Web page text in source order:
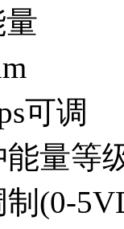
可调
量等
(0-